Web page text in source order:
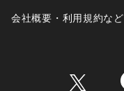
会社概要・利用規約など